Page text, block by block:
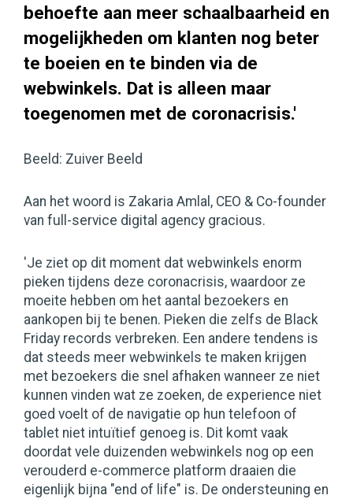
behoefte aan meer schaalbaarheid en
mogelijkheden om klanten nog beter
te boeien en te binden via de
webwinkels. Dat is alleen maar
toegenomen met de coronacrisis.'
Beeld: Zuiver Beeld
Aan het woord is Zakaria Amlal, CEO & Co-founder
van full-service digital agency gracious.
'Je ziet op dit moment dat webwinkels enorm
pieken tijdens deze coronacrisis, waardoor ze
moeite hebben om het aantal bezoekers en
aankopen bij te benen. Pieken die zelfs de Black
Friday records verbreken. Een andere tendens is
dat steeds meer webwinkels te maken krijgen
met bezoekers die snel afhaken wanneer ze niet
kunnen vinden wat ze zoeken, de experience niet
goed voelt of de navigatie op hun telefoon of
tablet niet intuïtief genoeg is. Dit komt vaak
doordat vele duizenden webwinkels nog op een
verouderd e-commerce platform draaien die
eigenlijk bijna "end of life" is. De ondersteuning en